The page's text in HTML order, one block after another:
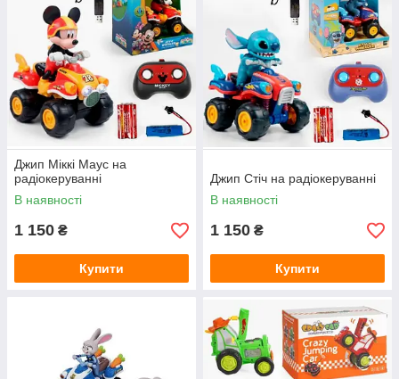
Джип Міккі Маус на
радіокеруванні
В наявності
1 150 ₴
Купити
Джип Стіч на радіокеруванні
В наявності
1 150 ₴
Купити